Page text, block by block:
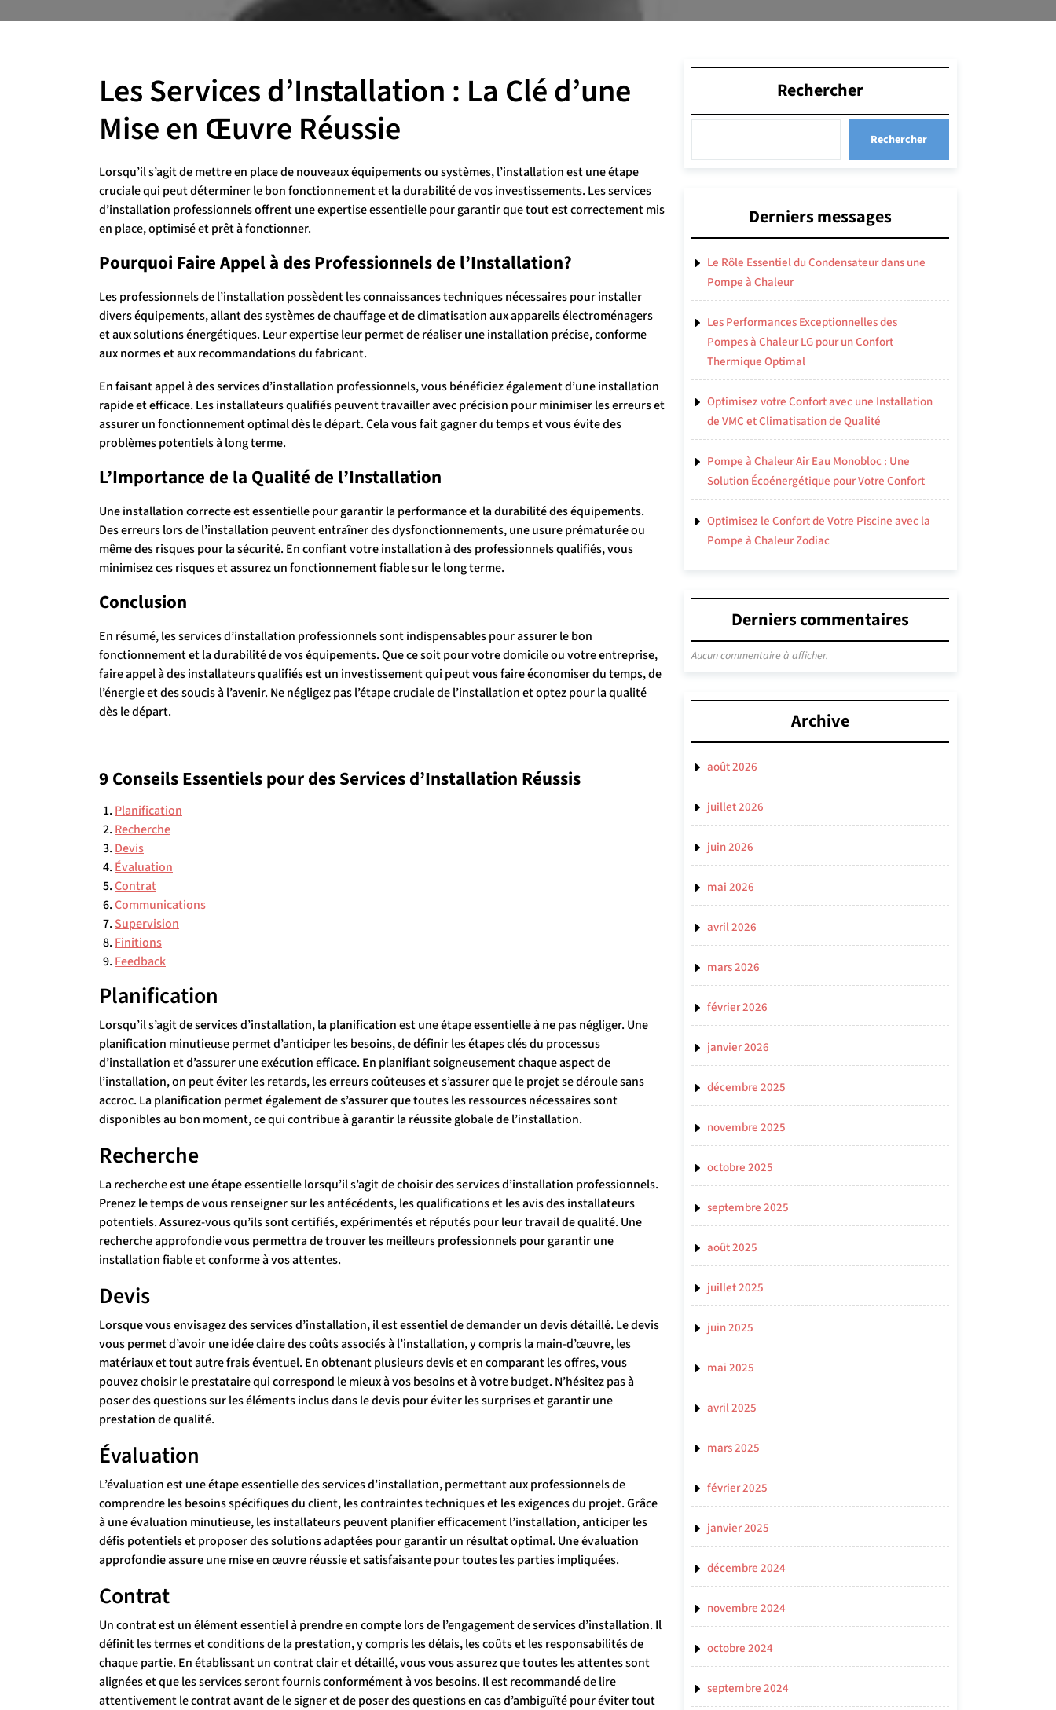
Les Services d’Installation : La Clé d’une
Mise en Œuvre Réussie
Lorsqu’il s’agit de mettre en place de nouveaux équipements ou systèmes, l’installation est une étape
cruciale qui peut déterminer le bon fonctionnement et la durabilité de vos investissements. Les services
d’installation professionnels offrent une expertise essentielle pour garantir que tout est correctement mis
en place, optimisé et prêt à fonctionner.
Pourquoi Faire Appel à des Professionnels de l’Installation?
Les professionnels de l’installation possèdent les connaissances techniques nécessaires pour installer
divers équipements, allant des systèmes de chauffage et de climatisation aux appareils électroménagers
et aux solutions énergétiques. Leur expertise leur permet de réaliser une installation précise, conforme
aux normes et aux recommandations du fabricant.
En faisant appel à des services d’installation professionnels, vous bénéficiez également d’une installation
rapide et efficace. Les installateurs qualifiés peuvent travailler avec précision pour minimiser les erreurs et
assurer un fonctionnement optimal dès le départ. Cela vous fait gagner du temps et vous évite des
problèmes potentiels à long terme.
L’Importance de la Qualité de l’Installation
Une installation correcte est essentielle pour garantir la performance et la durabilité des équipements.
Des erreurs lors de l’installation peuvent entraîner des dysfonctionnements, une usure prématurée ou
même des risques pour la sécurité. En confiant votre installation à des professionnels qualifiés, vous
minimisez ces risques et assurez un fonctionnement fiable sur le long terme.
Conclusion
En résumé, les services d’installation professionnels sont indispensables pour assurer le bon
fonctionnement et la durabilité de vos équipements. Que ce soit pour votre domicile ou votre entreprise,
faire appel à des installateurs qualifiés est un investissement qui peut vous faire économiser du temps, de
l’énergie et des soucis à l’avenir. Ne négligez pas l’étape cruciale de l’installation et optez pour la qualité
dès le départ.
9 Conseils Essentiels pour des Services d’Installation Réussis
Planification
Recherche
Devis
Évaluation
Contrat
Communications
Supervision
Finitions
Feedback
Planification
Lorsqu’il s’agit de services d’installation, la planification est une étape essentielle à ne pas négliger. Une
planification minutieuse permet d’anticiper les besoins, de définir les étapes clés du processus
d’installation et d’assurer une exécution efficace. En planifiant soigneusement chaque aspect de
l’installation, on peut éviter les retards, les erreurs coûteuses et s’assurer que le projet se déroule sans
accroc. La planification permet également de s’assurer que toutes les ressources nécessaires sont
disponibles au bon moment, ce qui contribue à garantir la réussite globale de l’installation.
Recherche
La recherche est une étape essentielle lorsqu’il s’agit de choisir des services d’installation professionnels.
Prenez le temps de vous renseigner sur les antécédents, les qualifications et les avis des installateurs
potentiels. Assurez-vous qu’ils sont certifiés, expérimentés et réputés pour leur travail de qualité. Une
recherche approfondie vous permettra de trouver les meilleurs professionnels pour garantir une
installation fiable et conforme à vos attentes.
Devis
Lorsque vous envisagez des services d’installation, il est essentiel de demander un devis détaillé. Le devis
vous permet d’avoir une idée claire des coûts associés à l’installation, y compris la main-d’œuvre, les
matériaux et tout autre frais éventuel. En obtenant plusieurs devis et en comparant les offres, vous
pouvez choisir le prestataire qui correspond le mieux à vos besoins et à votre budget. N’hésitez pas à
poser des questions sur les éléments inclus dans le devis pour éviter les surprises et garantir une
prestation de qualité.
Évaluation
L’évaluation est une étape essentielle des services d’installation, permettant aux professionnels de
comprendre les besoins spécifiques du client, les contraintes techniques et les exigences du projet. Grâce
à une évaluation minutieuse, les installateurs peuvent planifier efficacement l’installation, anticiper les
défis potentiels et proposer des solutions adaptées pour garantir un résultat optimal. Une évaluation
approfondie assure une mise en œuvre réussie et satisfaisante pour toutes les parties impliquées.
Contrat
Un contrat est un élément essentiel à prendre en compte lors de l’engagement de services d’installation. Il
définit les termes et conditions de la prestation, y compris les délais, les coûts et les responsabilités de
chaque partie. En établissant un contrat clair et détaillé, vous vous assurez que toutes les attentes sont
alignées et que les services seront fournis conformément à vos besoins. Il est recommandé de lire
attentivement le contrat avant de le signer et de poser des questions en cas d’ambiguïté pour éviter tout
Rechercher
Rechercher
Derniers messages
Le Rôle Essentiel du Condensateur dans une
Pompe à Chaleur
Les Performances Exceptionnelles des
Pompes à Chaleur LG pour un Confort
Thermique Optimal
Optimisez votre Confort avec une Installation
de VMC et Climatisation de Qualité
Pompe à Chaleur Air Eau Monobloc : Une
Solution Écoénergétique pour Votre Confort
Optimisez le Confort de Votre Piscine avec la
Pompe à Chaleur Zodiac
Derniers commentaires
Aucun commentaire à afficher.
Archive
août 2026
juillet 2026
juin 2026
mai 2026
avril 2026
mars 2026
février 2026
janvier 2026
décembre 2025
novembre 2025
octobre 2025
septembre 2025
août 2025
juillet 2025
juin 2025
mai 2025
avril 2025
mars 2025
février 2025
janvier 2025
décembre 2024
novembre 2024
octobre 2024
septembre 2024